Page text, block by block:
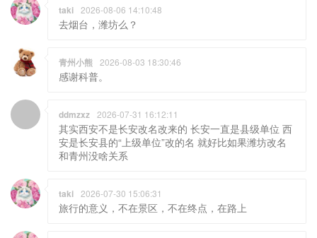
taki 2026-08-06 14:10:48
去烟台，潍坊么？
青州小熊 2026-08-03 18:30:46
感谢科普。
ddmzxz 2026-07-31 16:12:11
其实西安不是长安改名改来的 长安一直是县级单位 西
安是长安县的“上级单位”改的名 就好比如果潍坊改名
和青州没啥关系
taki 2026-07-30 15:06:31
旅行的意义，不在景区，不在终点，在路上